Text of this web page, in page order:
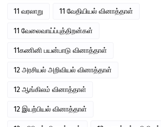
11 வரலாறு 11 வேதியியல் வினாத்தாள்
11 வேலைவாய்ப்புத்திறன்கள்
11கணினி பயன்பாடு வினாத்தாள்
12 அரசியல் அறிவியல் வினாத்தாள்
12 ஆங்கிலம் வினாத்தாள்
12 இயற்பியல் வினாத்தாள்